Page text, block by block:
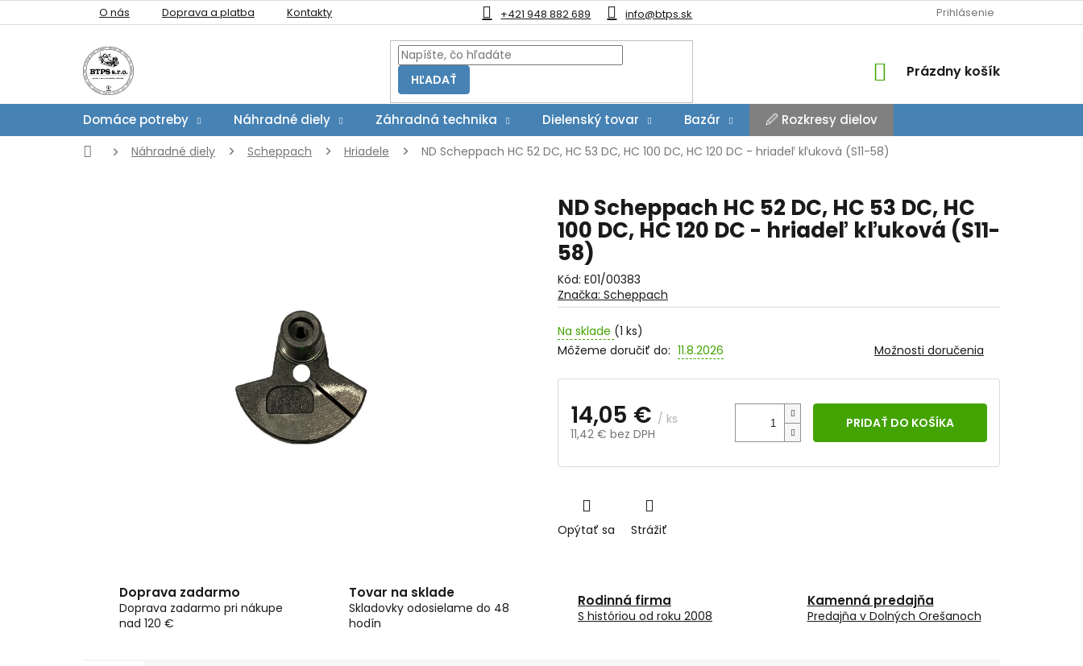
na
+421 948 882 689 info@btps.sk
O nás Doprava a platba Kontakty Prihlásenie
HĽADAŤ
NÁKUPNÝ
Prázdny košík
Domáce potreby Náhradné diely Záhradná technika Dielenský tovar Bazár 🖉 Rozkresy dielov
DomovNáhradné diely Scheppach Hriadele ND Scheppach HC 52 DC, HC 53 DC, HC 100 DC, HC 120 DC - hriadeľ kľuková (S11-58)
ND Scheppach HC 52 DC, HC 53 DC, HC
100 DC, HC 120 DC - hriadeľ kľuková (S11-
58)
Kód: E01/00383
Na sklade (1 ks)
Môžeme doručiť do: 11.8.2026 Možnosti doručenia
14,05 € / ks
11,42 € bez DPH
cena:
PRIDAŤ DO KOŠÍKA
Opýtať sa Strážiť
Značka: Scheppach
Doprava zadarmo
Doprava zadarmo pri nákupe
nad 120 €
Tovar na sklade
Skladovky odosielame do 48
hodín
Rodinná firma
S históriou od roku 2008
Kamenná predajňa
Predajňa v Dolných Orešanoch